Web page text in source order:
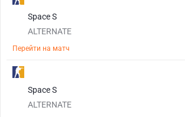
Space S
ALTERNATE
Перейти на матч
Space S
ALTERNATE